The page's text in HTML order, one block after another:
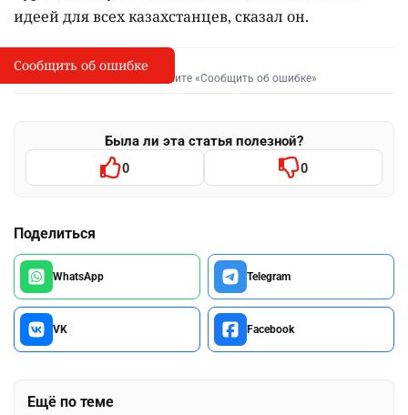
идеей для всех казахстанцев, сказал он.
I
Сообщить об опечатке
Выделите фрагмент и нажмите «Сообщить об ошибке»
Была ли эта статья полезной?
0 0
Поделиться
WhatsApp Telegram
VK Facebook
Ещё по теме
Сообщить об ошибке